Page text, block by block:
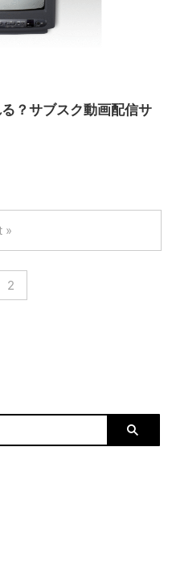
？サブスク動画配信サ
2
»